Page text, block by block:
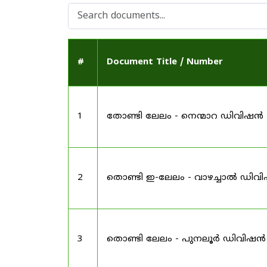
# Document Title / Number
1 തോണ്ടി ലേലം - നെന്മാറ ഡിവിഷൻ
2 തൊണ്ടി ഇ-ലേലം - വാഴച്ചാൽ
3 തൊണ്ടി ലേലം - പുനലൂർ ഡിവിഷൻ